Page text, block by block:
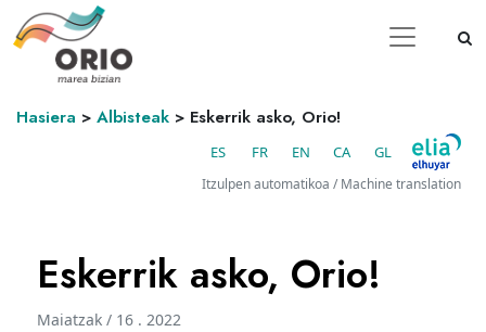
Hasiera > Albisteak > Eskerrik asko, Orio!
ES FR EN CA GL
Itzulpen automatikoa / Machine translation
Eskerrik asko, Orio!
Maiatzak / 16 . 2022